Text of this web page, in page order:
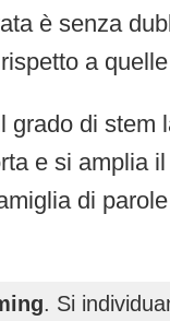
è senza
a
grado di stem
e si amplia
di
. Si